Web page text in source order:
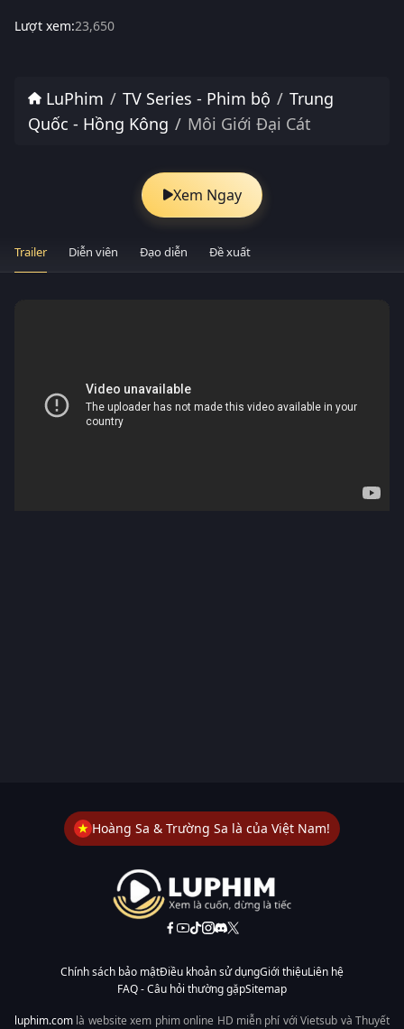
Lượt xem:23,650
LuPhim TV Series - Phim bộ
Trung
Quốc - Hồng Kông
Môi Giới Đại Cát
Xem Ngay
Trailer Diễn viên Đạo diễn Đề xuất
Hoàng Sa & Trường Sa là của Việt Nam!
Chính sách bảo mậtĐiều khoản sử dụngGiới thiệuLiên hệ
FAQ - Câu hỏi thường gặpSitemap
luphim.com là website xem phim online HD miễn phí với Vietsub và Thuyết